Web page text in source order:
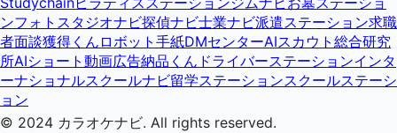
ンフォトスタジオナビ探偵ナビ士業ナビ派遣ステーション求職
者面談獲得くん ロボット手紙DMセンターAIスカウト総合研究
所AIショート動画広告納品くん ドライバーステーションインタ
ーナショナルスクールナビ留学ステーションスクールステーシ
ョン
© 2024 カラオケナビ. All rights reserved.